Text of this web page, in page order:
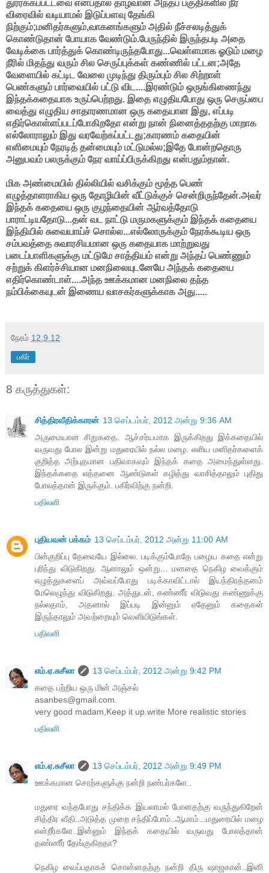
துர்ர்க்கப்பட்டவை என்பதால் தாழ்வான அந்தப் பகுதிகளில் நீர்
விரைவில் வடியாமல் இடுப்பளவு தேங்கி
நிற்கும்;மனிதர்களும்,வாகனங்களும் அதில் நீச்சலடித்துக்
கொண்டுதான் போயாக வேண்டும்.பேருந்தில் இருந்தபடி அதை
வேடிக்கை பார்த்துக் கொண்டிருந்தபோது...வெள்ளமாக ஓடும் மழை
நீரில் மிதந்து வரும் சில செருப்புக்கள் கண்ணில் பட்டன;அதே
வேளையில் கட்டிட வேலை முடிந்து திரும்பும் சில சிற்றாள்
பெண்களும் பார்வையில் பட்டு விட....இரண்டும் ஒருங்கிணைந்து
இந்தக்கதையாக உருப்பெற்றது. இதை எழுதியபோது ஒரு செருப்பை
வைத்து எழுதிய சாதாரணமான ஒரு கதையான இது, எப்படி
எதிர்கொள்ளப்படப்போகிறதோ என்று நான் நினைத்ததற்கு மாறாக
எல்லோராலும் இது வரவேற்கப்பட்டது;காரணம் கதையின்
எளிமையும் நேரடித் தன்மையும் மட்டுமல்ல;இதே போன்றதொரு
அனுபவம் பலருக்கும் நேர வாய்ப்பிருக்கிறது என்பதும்தான்.
மிக அண்மையில் தில்லியில் வசிக்கும் மூத்த பெண்
எழுத்தாளராகிய ஒரு தோழியின் வீட்டுக்குச் சென்றிருந்தேன்.அவர்
இந்தக் கதையை ஒரு குழந்தையின் ஆர்வத்தோடு
பாராட்டியதோடு...தன் வட நாட்டு மருமகளுக்கும் இந்தக் கதையை
இந்தியில் சுவையாய்ச் சொல்ல...எல்லோருக்கும் நேரக்கூடிய ஒரு
சம்பவத்தை சுவாரசியமான ஒரு கதையாக மாற்றுவது
படைப்பாளிகளுக்கு மட்டுமே சாத்தியம் என்று அந்தப் பெண்ணும்
சற்றுக் கிளர்ச்சியான மனநிலையுடனேயே அந்தக் கதையை
எதிர்கொண்டாள்....அந்த ஊக்கமான மனநிலை தந்த
நம்பிக்கையுடன் இணைய வாசகர்களுக்காக அது.....
நேரம் 12.9.12
பகிர்
8 கருத்துகள்:
சித்திரவீதிக்காரன் 13 செப்டம்பர், 2012 அன்று 9:36 AM
அருமையான சிறுகதை. ஆச்சர்யமாக இருக்கிறது இக்கதையில்
வருவது போல இன்று மதுரையில் நல்ல மழை. எளிய மனிதர்களைக்
குறித்த அற்புதமான பதிவாகவும் இந்தக் கதை அமைந்துள்ளது.
இந்தக்கதை எத்தனை ஆண்டுகள் கழித்து வாசித்தாலும் புதிது
போலத்தான் இருக்கும். பகிர்விற்கு நன்றி.
பதிலளி
புதியவன் பக்கம் 13 செப்டம்பர், 2012 அன்று 11:00 AM
பின்குறிப்பு தேவையே இல்லை. படிக்கும்போதே பழைய கதை என்று
புரிந்து விடுகிறது. ஆனாலும் ஒன்று... மனதை நெகிழ வைக்கும்
எழுத்துகளைப் அவ்வப்போது படிக்காவிட்டால் இயந்திரத்தனம்
மேலெழுந்து விடுகிறது. அத்துடன், கண்ணீர் விடுவது கண்ணுக்கு
நல்லதாம், அதனால் இப்படி இன்னும் ஏதேனும் கதைகள்
இருந்தாலும் அவற்றையும் வெளியிடுங்கள்.
பதிலளி
எம்.ஏ.சுசீலா
13 செப்டம்பர், 2012 அன்று 9:42 PM
கதை பற்றிய ஒரு மின் அஞ்சல்
asanbes@gmail.com.
very good madam,Keep it up.write More realistic stories
பதிலளி
எம்.ஏ.சுசீலா
13 செப்டம்பர், 2012 அன்று 9:49 PM
ஊக்கமான சொற்களுக்கு நன்றி நண்பர்களே..
மதுரை வந்தபோது சந்திக்க இயலாமல் போனதற்கு வருந்துகிறேன்
சித்திர வீதி..அடுத்த முறை சந்திப்போம்..ஆமாம்...மதுரையில் மழை
என்றீர்களே..இன்னும் இந்தக் கதையில் வருவது போலத்தான்
தண்ணீர் தேங்குகிறதா?
நெகிழ வைப்பதாகச் சொன்னதற்கு நன்றி திரு ஷாஜகான்..இனி